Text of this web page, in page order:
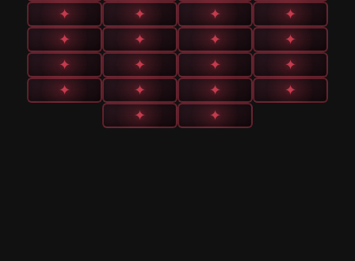
✦
✦ ✦
✦
✦
✦ ✦
✦
✦
✦ ✦
✦
✦
✦ ✦
✦
✦
✦